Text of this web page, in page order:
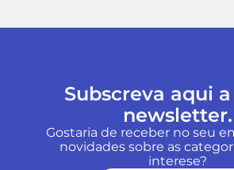
Subscreva aqui a
newsletter.
Gostaria de receber no seu
novidades sobre as
interese?